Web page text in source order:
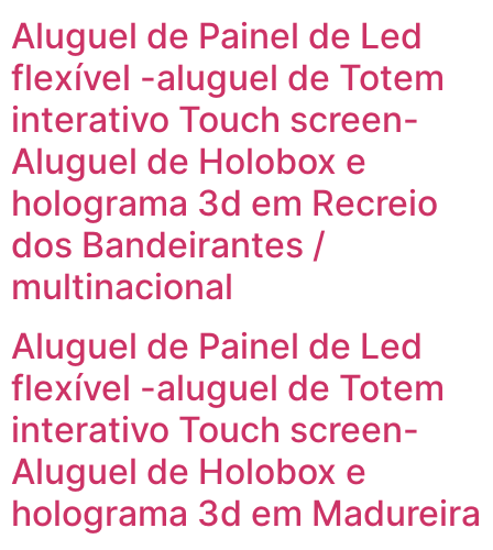
Aluguel de Painel de Led
flexível -aluguel de Totem
interativo Touch screen-
Aluguel de Holobox e
holograma 3d em Recreio
dos Bandeirantes /
multinacional
Aluguel de Painel de Led
flexível -aluguel de Totem
interativo Touch screen-
Aluguel de Holobox e
holograma 3d em Madureira